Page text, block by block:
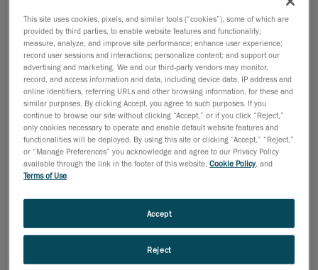
mesure 3D portables et automatisées, présentera au
salon Formnext ses dernières générations de scanners
3D portables, HandySCAN BLACK et Go!SCAN SPARK,
à l’industrie de la fabrication additive. La contribution
de la numérisation 3D combinée à la fabrication
additive dans le processus de conception contribue à
économiser du temps et de l'argent.
La conception assistée par ordinateur (CAO) est définie
comme l'utilisation d'ordinateurs pour aider à la
création, à la modification, à l'analyse ou à
permettent aux designers et aux ingénieurs de
modéliser des formes, qu'elles soient simples,
complexes ou une combinaison des deux, ainsi que
d'ajouter des fonctionnalités permettant de produire
This site uses cookies, pixels, and similar tools (“cookies”), some of which are
provided by third parties, to enable website features and functionality;
measure, analyze, and improve site performance; enhance user experience;
record user sessions and interactions; personalize content; and support our
advertising and marketing. We and our third-party vendors may monitor,
record, and access information and data, including device data, IP address and
online identifiers, referring URLs and other browsing information, for these and
similar purposes. By clicking Accept, you agree to such purposes. If you
continue to browse our site without clicking “Accept,” or if you click “Reject,”
only cookies necessary to operate and enable default website features and
functionalities will be deployed. By using this site or clicking “Accept,” “Reject,”
or “Manage Preferences” you acknowledge and agree to our Privacy Policy
available through the link in the footer of this website,Cookie Policy, and
Terms of Use
Reject
Accept